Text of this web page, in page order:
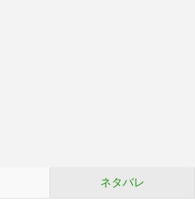
ネタバレ